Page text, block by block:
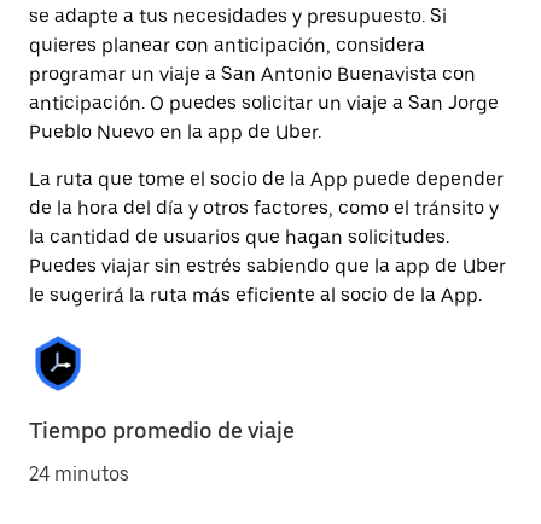
se adapte a tus necesidades y presupuesto. Si
quieres planear con anticipación, considera
programar un viaje a San Antonio Buenavista con
anticipación. O puedes solicitar un viaje a San Jorge
Pueblo Nuevo en la app de Uber.
La ruta que tome el socio de la App puede depender
de la hora del día y otros factores, como el tránsito y
la cantidad de usuarios que hagan solicitudes.
Puedes viajar sin estrés sabiendo que la app de Uber
le sugerirá la ruta más eficiente al socio de la App.
Tiempo promedio de viaje
24 minutos